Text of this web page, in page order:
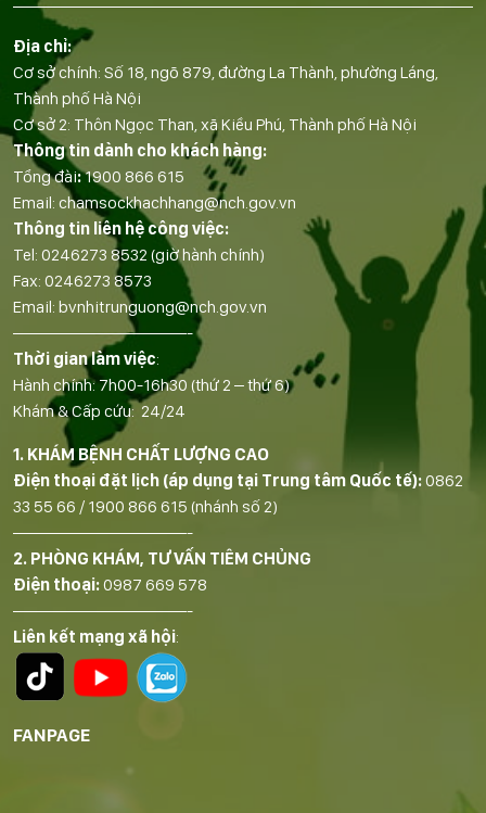
Địa chỉ:
Cơ sở chính: Số 18, ngõ 879, đường La Thành, phường Láng,
Thành phố Hà Nội
Cơ sở 2: Thôn Ngọc Than, xã Kiều Phú, Thành phố Hà Nội
Thông tin dành cho khách hàng:
Tổng đài:1900 866 615
Email: chamsockhachhang@nch.gov.vn
Thông tin liên hệ công việc:
Tel: 0246273 8532 (giờ hành chính)
Fax: 0246273 8573
Email: bvnhitrunguong@nch.gov.vn
——————————-
Thời gian làm việc:
Hành chính: 7h00-16h30 (thứ 2 – thứ 6)
Khám & Cấp cứu: 24/24
1. KHÁM BỆNH CHẤT LƯỢNG CAO
Điện thoại đặt lịch (áp dụng tại Trung tâm Quốc tế):0862
33 55 66 / 1900 866 615 (nhánh số 2)
——————————-
2. PHÒNG KHÁM, TƯ VẤN TIÊM CHỦNG
Điện thoại:0987 669 578
——————————-
Liên kết mạng xã hội:
FANPAGE